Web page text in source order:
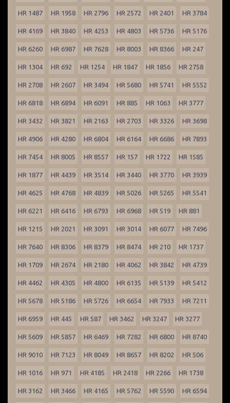
HR 1487 HR 1958 HR 2796 HR 2572 HR 2401 HR 3784
HR 4169 HR 3840 HR 4253 HR 4803 HR 5736 HR 5176
HR 6260 HR 6987 HR 7628 HR 8003 HR 8366 HR 247
HR 1304 HR 692 HR 1254 HR 1847 HR 1856 HR 2758
HR 2708 HR 2607 HR 3494 HR 5680 HR 5741 HR 5552
HR 6818 HR 6894 HR 6091 HR 885 HR 1063 HR 3777
HR 3432 HR 3821 HR 2163 HR 2703 HR 3326 HR 3698
HR 4906 HR 4280 HR 6804 HR 6164 HR 6686 HR 7893
HR 7454 HR 8005 HR 8557 HR 157 HR 1722 HR 1585
HR 1877 HR 4439 HR 3514 HR 3440 HR 3770 HR 3939
HR 4625 HR 4768 HR 4839 HR 5026 HR 5265 HR 5541
HR 6221 HR 6416 HR 6793 HR 6968 HR 519 HR 881
HR 1215 HR 2021 HR 3091 HR 3014 HR 6077 HR 7496
HR 7640 HR 8306 HR 8379 HR 8474 HR 210 HR 1737
HR 1709 HR 2674 HR 2180 HR 4062 HR 3842 HR 4739
HR 4462 HR 4305 HR 4800 HR 6135 HR 5139 HR 5412
HR 5678 HR 5186 HR 5726 HR 6654 HR 7933 HR 7211
HR 6959 HR 445 HR 587 HR 3462 HR 3247 HR 3277
HR 5609 HR 5857 HR 6469 HR 7282 HR 6800 HR 8740
HR 9010 HR 7123 HR 8049 HR 8657 HR 8202 HR 506
HR 1016 HR 971 HR 4185 HR 2418 HR 2266 HR 1738
HR 3162 HR 3466 HR 4165 HR 5762 HR 5590 HR 6594